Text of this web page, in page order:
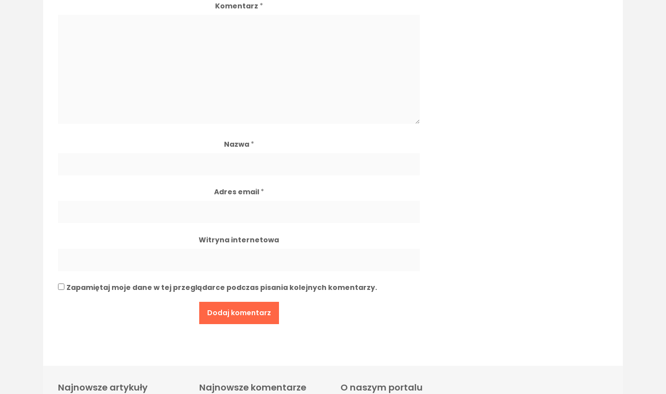
Komentarz *
Nazwa *
Adres email *
Witryna internetowa
Zapamiętaj moje dane w tej przeglądarce podczas pisania kolejnych komentarzy.
Najnowsze artykuły Najnowsze komentarze O naszym portalu